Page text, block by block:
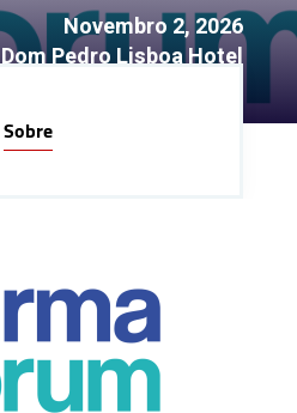
Novembro 2, 2026
Dom Pedro Lisboa Hotel
Sobre